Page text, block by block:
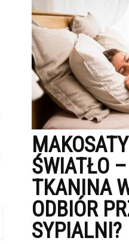
ŚWIATŁO
TKANINA
ODBIÓR
SYPIALNI?